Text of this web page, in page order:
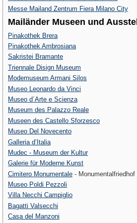
Messe Mailand Zentrum Fiera Milano City
Mailänder Museen und
Pinakothek Brera
Pinakothek Ambrosiana
Sakristei Bramante
Triennale Disign Museum
Modemuseum Armani Silos
Museo Leonardo da Vinci
Museo d´Arte e Scienza
Museum des Palazzo Reale
Museen des Castello Sforzesco
Museo Del Novecento
Galleria d’Italia
Mudec - Museum der Kultur
Galerie für Moderne Kunst
Cimitero Monumentale - Monumentalfriedhof
Museo Poldi Pezzoli
Villa Necchi Campiglio
Bagatti Valsecchi
Casa del Manzoni